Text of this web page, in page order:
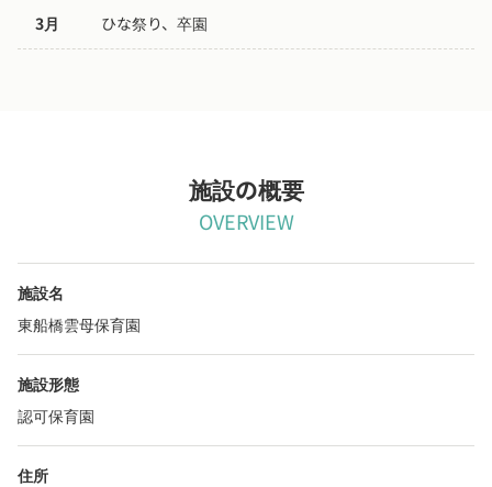
3月 ひな祭り、卒園
施設の概要
OVERVIEW
施設名
東船橋雲母保育園
施設形態
認可保育園
住所